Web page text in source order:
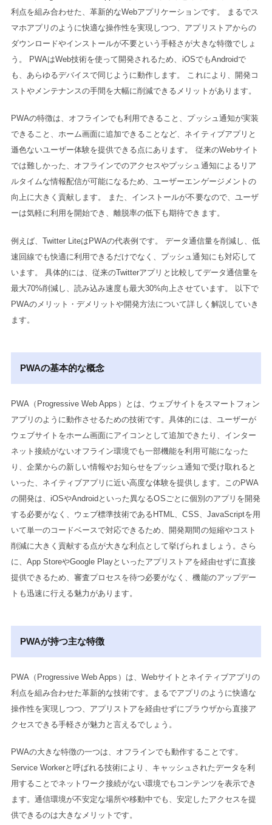
利点を組み合わせた、革新的なWebアプリケーションです。 まるでス
マホアプリのように快適な操作性を実現しつつ、アプリストアからの
ダウンロードやインストールが不要という手軽さが大きな特徴でしょ
う。 PWAはWeb技術を使って開発されるため、iOSでもAndroidで
も、あらゆるデバイスで同じように動作します。 これにより、開発コ
ストやメンテナンスの手間を大幅に削減できるメリットがあります。
PWAの特徴は、オフラインでも利用できること、プッシュ通知が実装
できること、ホーム画面に追加できることなど、ネイティブアプリと
遜色ないユーザー体験を提供できる点にあります。 従来のWebサイト
では難しかった、オフラインでのアクセスやプッシュ通知によるリア
ルタイムな情報配信が可能になるため、ユーザーエンゲージメントの
向上に大きく貢献します。 また、インストールが不要なので、ユーザ
ーは気軽に利用を開始でき、離脱率の低下も期待できます。
例えば、Twitter LiteはPWAの代表例です。 データ通信量を削減し、低
速回線でも快適に利用できるだけでなく、プッシュ通知にも対応して
います。 具体的には、従来のTwitterアプリと比較してデータ通信量を
最大70%削減し、読み込み速度も最大30%向上させています。 以下で
PWAのメリット・デメリットや開発方法について詳しく解説していき
ます。
PWAの基本的な概念
PWA（Progressive Web Apps）とは、ウェブサイトをスマートフォン
アプリのように動作させるための技術です。具体的には、ユーザーが
ウェブサイトをホーム画面にアイコンとして追加できたり、インター
ネット接続がないオフライン環境でも一部機能を利用可能になった
り、企業からの新しい情報やお知らせをプッシュ通知で受け取れると
いった、ネイティブアプリに近い高度な体験を提供します。このPWA
の開発は、iOSやAndroidといった異なるOSごとに個別のアプリを開発
する必要がなく、ウェブ標準技術であるHTML、CSS、JavaScriptを用
いて単一のコードベースで対応できるため、開発期間の短縮やコスト
削減に大きく貢献する点が大きな利点として挙げられましょう。さら
に、App StoreやGoogle Playといったアプリストアを経由せずに直接
提供できるため、審査プロセスを待つ必要がなく、機能のアップデー
トも迅速に行える魅力があります。
PWAが持つ主な特徴
PWA（Progressive Web Apps）は、Webサイトとネイティブアプリの
利点を組み合わせた革新的な技術です。まるでアプリのように快適な
操作性を実現しつつ、アプリストアを経由せずにブラウザから直接ア
クセスできる手軽さが魅力と言えるでしょう。
PWAの大きな特徴の一つは、オフラインでも動作することです。
Service Workerと呼ばれる技術により、キャッシュされたデータを利
用することでネットワーク接続がない環境でもコンテンツを表示でき
ます。通信環境が不安定な場所や移動中でも、安定したアクセスを提
供できるのは大きなメリットです。